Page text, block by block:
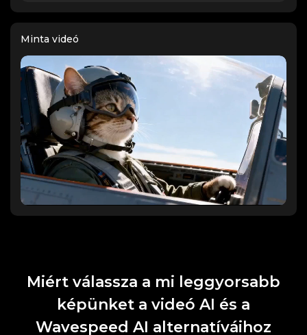
Minta videó
Miért válassza a mi leggyorsabb
képünket a videó AI és a
Wavespeed AI alternatíváihoz